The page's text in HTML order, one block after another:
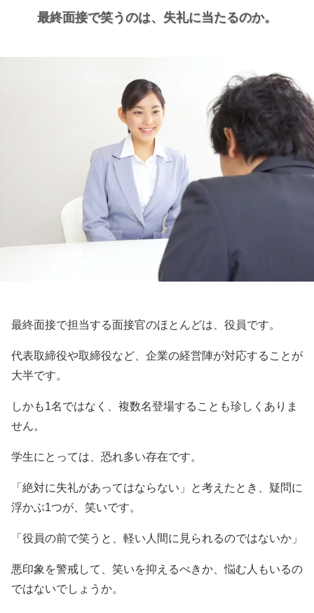
最終面接で笑うのは、 失礼に当たるのか。
最終面接で担当する面接官のほとんどは、役員です。
代表取締役や取締役など、企業の経営陣が対応することが
大半です。
しかも1名ではなく、複数名登場することも珍しくありま
せん。
学生にとっては、恐れ多い存在です。
「絶対に失礼があってはならない」と考えたとき、疑問に
浮かぶ1つが、笑いです。
「役員の前で笑うと、軽い人間に見られるのではないか」
悪印象を警戒して、笑いを抑えるべきか、悩む人もいるの
ではないでしょうか。